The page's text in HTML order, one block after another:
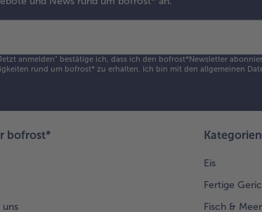
anmelden" bestätige ich, dass ich den bofrost*Newsletter
rund um bofrost* zu erhalten. Ich bin mit den allgemeinen
bofrost*
uns
Kategorien
Eis
Fertige
Fisch &